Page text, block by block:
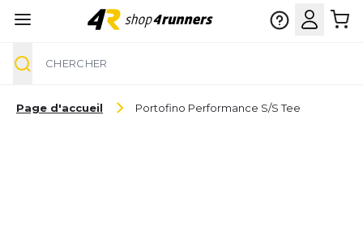
Page d'accueil Portofino Performance S/S Tee